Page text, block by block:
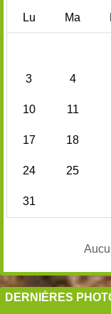
Lu Ma
3 4
10 11
17 18
24 25
31
DERNIÈRES